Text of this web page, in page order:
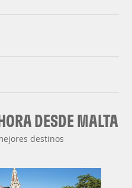
DESDE MALTA
destinos